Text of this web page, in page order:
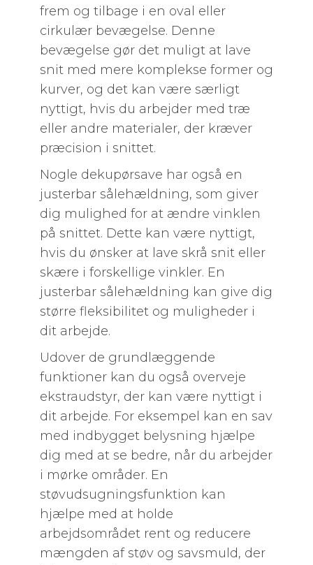
frem og tilbage i en oval eller
cirkulær bevægelse. Denne
bevægelse gør det muligt at lave
snit med mere komplekse former og
kurver, og det kan være særligt
nyttigt, hvis du arbejder med træ
eller andre materialer, der kræver
præcision i snittet.
Nogle dekupørsave har også en
justerbar sålehældning, som giver
dig mulighed for at ændre vinklen
på snittet. Dette kan være nyttigt,
hvis du ønsker at lave skrå snit eller
skære i forskellige vinkler. En
justerbar sålehældning kan give dig
større fleksibilitet og muligheder i
dit arbejde.
Udover de grundlæggende
funktioner kan du også overveje
ekstraudstyr, der kan være nyttigt i
dit arbejde. For eksempel kan en sav
med indbygget belysning hjælpe
dig med at se bedre, når du arbejder
i mørke områder. En
støvudsugningsfunktion kan
hjælpe med at holde
arbejdsområdet rent og reducere
mængden af støv og savsmuld, der